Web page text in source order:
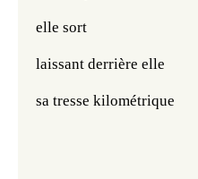
elle sort
laissant derrière elle
sa tresse kilométrique